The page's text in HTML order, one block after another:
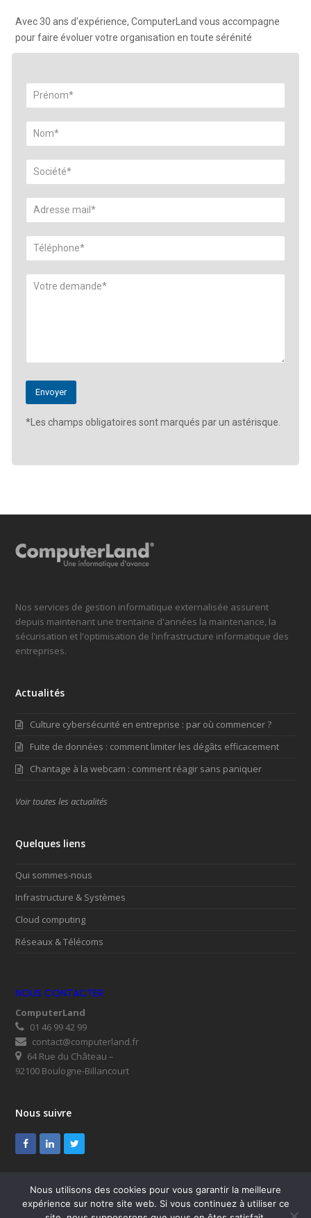
Avec 30 ans d'expérience, ComputerLand vous accompagne
pour faire évoluer votre organisation en toute sérénité
*Les champs obligatoires sont marqués par un astérisque.
Nos services de gestion informatique externalisée assurent
depuis maintenant une trentaine d'années la maintenance, la
sécurisation et l'optimisation de l'infrastructure informatique des
entreprises.
Actualités
Culture cybersécurité en entreprise : par où commencer ?
Fuite de données : comment limiter les dégâts efficacement
Chantage à la webcam : comment réagir sans paniquer
Voir toutes les actualités
Quelques liens
Qui sommes-nous
Infrastructure & Systèmes
Cloud computing
Réseaux & Télécoms
NOUS CONTACTER
ComputerLand
01 46 99 42 99
contact@computerland.fr
64 Rue du Château –
92100 Boulogne-Billancourt
Nous suivre
Facebook
LinkedInTwitter
© ComputerLand 2026
Nous utilisons des cookies pour vous garantir la meilleure
expérience sur notre site web. Si vous continuez à utiliser ce